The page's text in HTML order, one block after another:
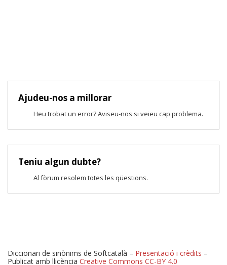
Ajudeu-nos a millorar
Heu trobat un error? Aviseu-nos si veieu cap problema.
Teniu algun dubte?
Al fòrum resolem totes les qüestions.
Diccionari de sinònims de Softcatalà – Presentació i crèdits –
Publicat amb llicència Creative Commons CC-BY 4.0